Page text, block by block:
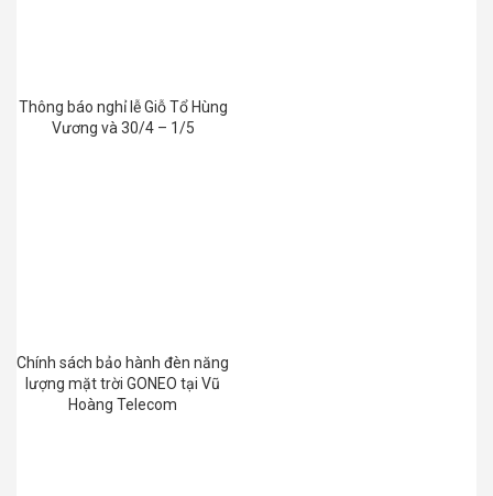
Thông báo nghỉ lễ Giỗ Tổ Hùng
Vương và 30/4 – 1/5
Chính sách bảo hành đèn năng
lượng mặt trời GONEO tại Vũ
Hoàng Telecom